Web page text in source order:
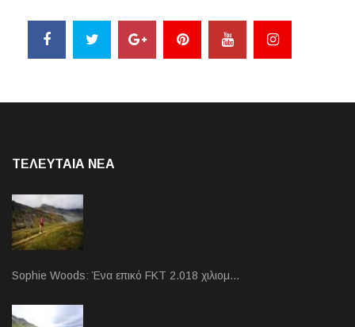
ΤΕΛΕΥΤΑΙΑ NEA
Sophie Woods: Ένα επικό FKT 2.018 χιλιομ…